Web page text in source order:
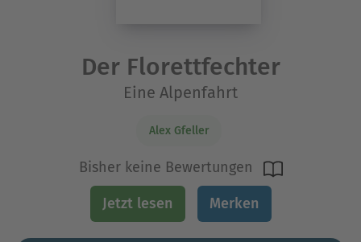
Der Florettfechter
Eine Alpenfahrt
Alex Gfeller
Bisher keine Bewertungen
Jetzt lesen Merken